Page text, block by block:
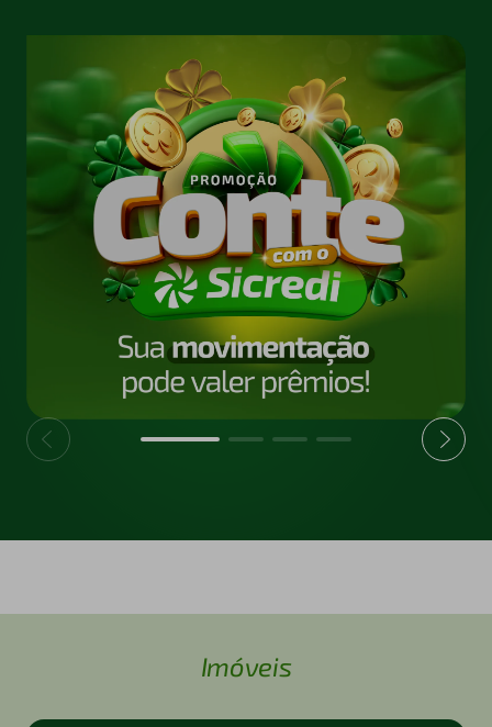
Imóveis